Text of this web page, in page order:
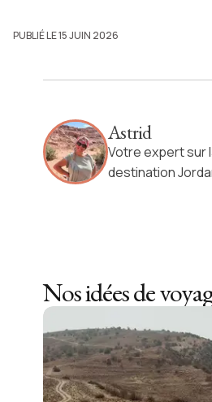
PUBLIÉ LE 15 JUIN 2026
Astrid
Votre expert sur
destination
Nos idées de